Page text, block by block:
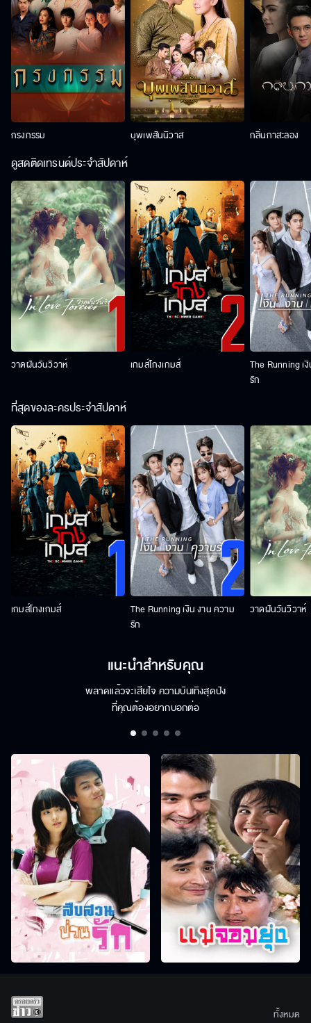
กรงกรรม บุพเพสันนิวาส กลิ่นกาสะลอง
ดูสดติดเทรนด์ประจำสัปดาห์
วาดฝันวันวิวาห์ เกมส์โกงเกมส์
The Running เ
รัก
ที่สุดของละครประจำสัปดาห์
เกมส์โกงเกมส์
The Running เงิน งาน ความ
รัก
วาดฝันวันวิวาห์
แนะนำสำหรับคุณ
พลาดแล้วจะเสียใจ ความบันเทิงสุดปัง
ที่คุณต้องอยากบอกต่อ
ทั้งหมด